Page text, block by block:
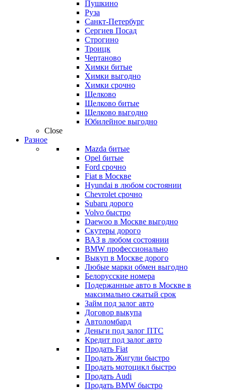
Пушкино
Руза
Санкт-Петербург
Сергиев Посад
Строгино
Троицк
Чертаново
Химки битые
Химки выгодно
Химки срочно
Щелково
Щелково битые
Щелково выгодно
Юбилейное выгодно
Close
Разное
Mazda битые
Opel битые
Ford срочно
Fiat в Москве
Hyundai в любом состоянии
Chevrolet срочно
Subaru дорого
Volvo быстро
Daewoo в Москве выгодно
Скутеры дорого
ВАЗ в любом состоянии
BMW профессионально
Выкуп в Москве дорого
Любые марки обмен выгодно
Белорусские номера
Подержанные авто в Москве в
максимально сжатый срок
Займ под залог авто
Договор выкупа
Автоломбард
Деньги под залог ПТС
Кредит под залог авто
Продать Fiat
Продать Жигули быстро
Продать мотоцикл быстро
Продать Audi
Продать BMW быстро